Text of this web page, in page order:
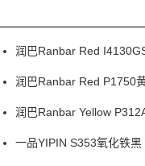
润巴Ranbar Red
润巴Ranbar Red P1750
润巴Ranbar Yellow
一品YIPIN S353氧化铁